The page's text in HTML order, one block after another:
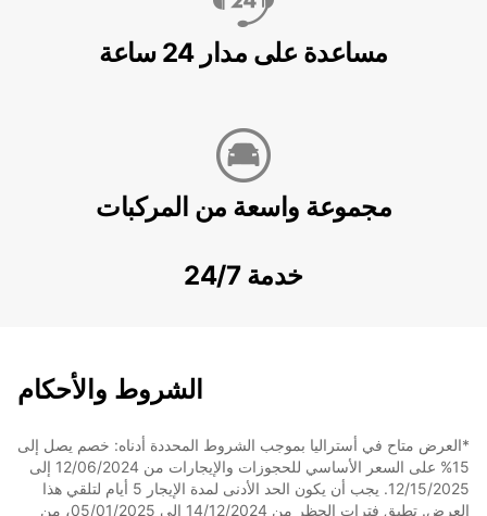
مساعدة على مدار 24 ساعة
مجموعة واسعة من المركبات
خدمة 24/7
الشروط والأحكام
*العرض متاح في أستراليا بموجب الشروط المحددة أدناه: خصم يصل إلى
15% على السعر الأساسي للحجوزات والإيجارات من 12/06/2024 إلى
12/15/2025. يجب أن يكون الحد الأدنى لمدة الإيجار 5 أيام لتلقي هذا
العرض. تطبق فترات الحظر من 14/12/2024 إلى 05/01/2025، من